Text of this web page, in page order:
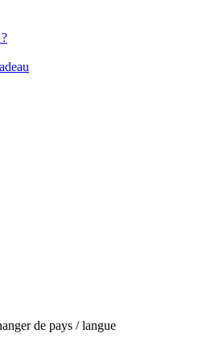
de pays / langue